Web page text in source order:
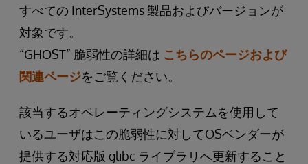
すべての InterSystems 製品およびバージョンが
対象です。
“GHOST” 脆弱性の詳細は こちらのページおよび
関連ページをご覧ください。
該当するオペレーティングシステムを使用して
いるユーザはこの脆弱性に対してOSベンダーが
提供する対応版 glibc ライブラリへ更新すること